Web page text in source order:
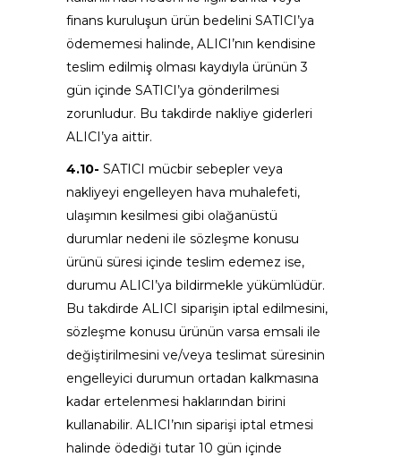
finans kuruluşun ürün bedelini SATICI’ya
ödememesi halinde, ALICI’nın kendisine
teslim edilmiş olması kaydıyla ürünün 3
gün içinde SATICI’ya gönderilmesi
zorunludur. Bu takdirde nakliye giderleri
ALICI’ya aittir.
4.10- SATICI mücbir sebepler veya
nakliyeyi engelleyen hava muhalefeti,
ulaşımın kesilmesi gibi olağanüstü
durumlar nedeni ile sözleşme konusu
ürünü süresi içinde teslim edemez ise,
durumu ALICI’ya bildirmekle yükümlüdür.
Bu takdirde ALICI siparişin iptal edilmesini,
sözleşme konusu ürünün varsa emsali ile
değiştirilmesini ve/veya teslimat süresinin
engelleyici durumun ortadan kalkmasına
kadar ertelenmesi haklarından birini
kullanabilir. ALICI’nın siparişi iptal etmesi
halinde ödediği tutar 10 gün içinde